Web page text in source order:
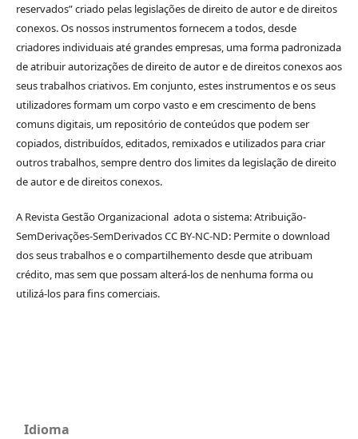
reservados” criado pelas legislações de direito de autor e de direitos
conexos. Os nossos instrumentos fornecem a todos, desde
criadores individuais até grandes empresas, uma forma padronizada
de atribuir autorizações de direito de autor e de direitos conexos aos
seus trabalhos criativos. Em conjunto, estes instrumentos e os seus
utilizadores formam um corpo vasto e em crescimento de bens
comuns digitais, um repositório de conteúdos que podem ser
copiados, distribuídos, editados, remixados e utilizados para criar
outros trabalhos, sempre dentro dos limites da legislação de direito
de autor e de direitos conexos.
A Revista Gestão Organizacional adota o sistema: Atribuição-
SemDerivações-SemDerivados CC BY-NC-ND: Permite o download
dos seus trabalhos e o compartilhemento desde que atribuam
crédito, mas sem que possam alterá-los de nenhuma forma ou
utilizá-los para fins comerciais.
Idioma